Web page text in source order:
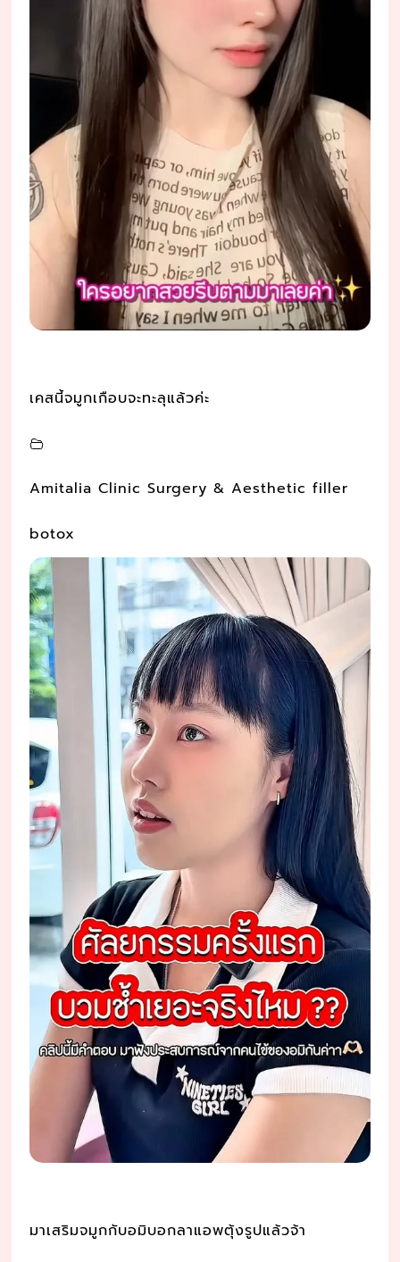
เคสนี้จมูกเกือบจะทะลุแล้วค่ะ
Amitalia Clinic Surgery & Aesthetic filler
botox
มาเสริมจมูกกับอมิบอกลาแอพตุ้งรูปแล้วจ้า